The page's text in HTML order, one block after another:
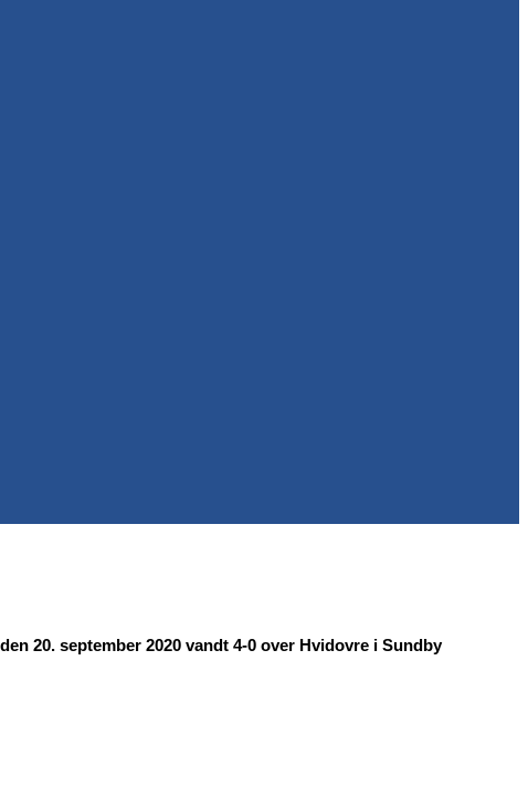
20. september 2020 vandt 4-0 over Hvidovre i Sundby